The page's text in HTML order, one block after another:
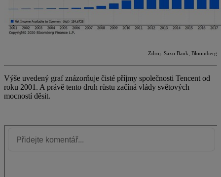
Zdroj: Saxo Bank, Bloomberg
Výše uvedený graf znázorňuje čisté příjmy společnosti Tencent od
roku 2001. A právě tento druh růstu začíná vlády světových
mocností děsit.